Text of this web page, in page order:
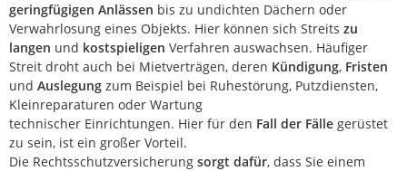
geringfügigen Anlässen bis zu undichten Dächern oder
Verwahrlosung eines Objekts. Hier können sich Streits zu
langen und kostspieligen Verfahren auswachsen. Häufiger
Streit droht auch bei Mietverträgen, deren Kündigung, Fristen
und Auslegung zum Beispiel bei Ruhestörung, Putzdiensten,
Kleinreparaturen oder Wartung
technischer Einrichtungen. Hier für den Fall der Fälle gerüstet
zu sein, ist ein großer Vorteil.
Die Rechtsschutzversicherung sorgt dafür, dass Sie einem